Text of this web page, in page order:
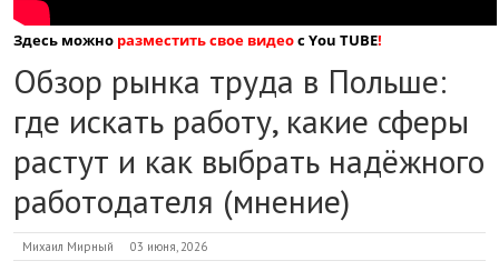
Здесь можно разместить свое видеос You TUBE!
Обзор рынка труда в Польше:
где искать работу, какие сферы
растут и как выбрать надёжного
работодателя (мнение)
Михаил Мирный 03 июня, 2026